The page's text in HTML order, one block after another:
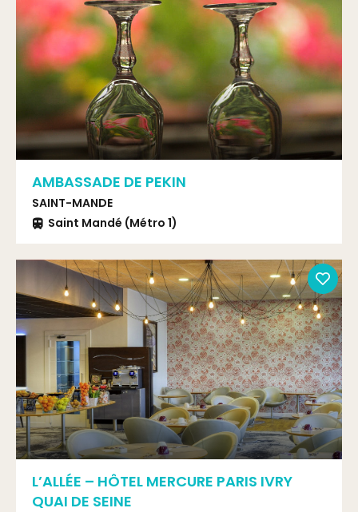
AMBASSADE DE PEKIN
SAINT-MANDE
Saint Mandé (Métro 1)
L’ALLÉE – HÔTEL MERCURE PARIS IVRY
QUAI DE SEINE